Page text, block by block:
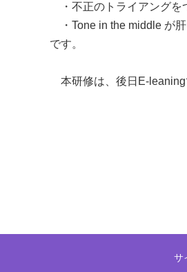
・不正のトライアングを
・Tone in the middle が
です。
本研修は、後日E-leaning
サ